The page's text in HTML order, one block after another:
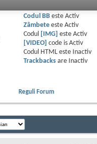
Codul BBeste Activ
Zâmbeteeste Activ
Codul
[IMG] este Activ
[VIDEO]
code is Activ
Codul HTML este
Inactiv
Trackbacksare
Inactiv
Reguli Forum